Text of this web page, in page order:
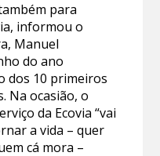
para
informou o
Manuel
do ano
dos 10 primeiros
Na ocasião, o
da Ecovia “vai
a vida – quer
cá mora –